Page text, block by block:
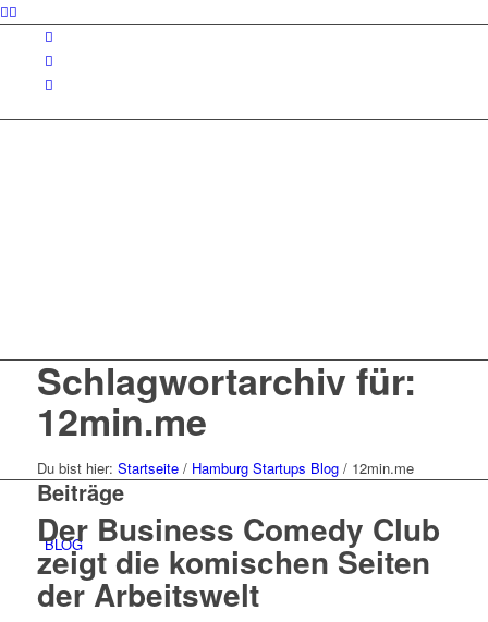
BLOG
Schlagwortarchiv für:
12min.me
Du bist hier: Startseite / Hamburg Startups Blog / 12min.me
Beiträge
Der Business Comedy Club
zeigt die komischen Seiten
der Arbeitswelt